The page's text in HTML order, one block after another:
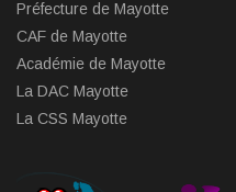
Préfecture de Mayotte
CAF de Mayotte
Académie de Mayotte
La DAC Mayotte
La CSS Mayotte